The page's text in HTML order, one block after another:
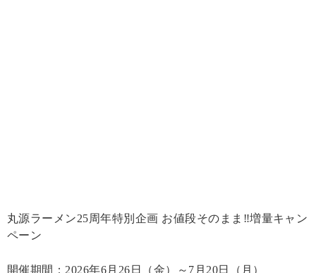
丸源ラーメン25周年特別企画 お値段そのまま‼︎増量キャン
ペーン
開催期間：2026年6月26日（金）～7月20日（月）